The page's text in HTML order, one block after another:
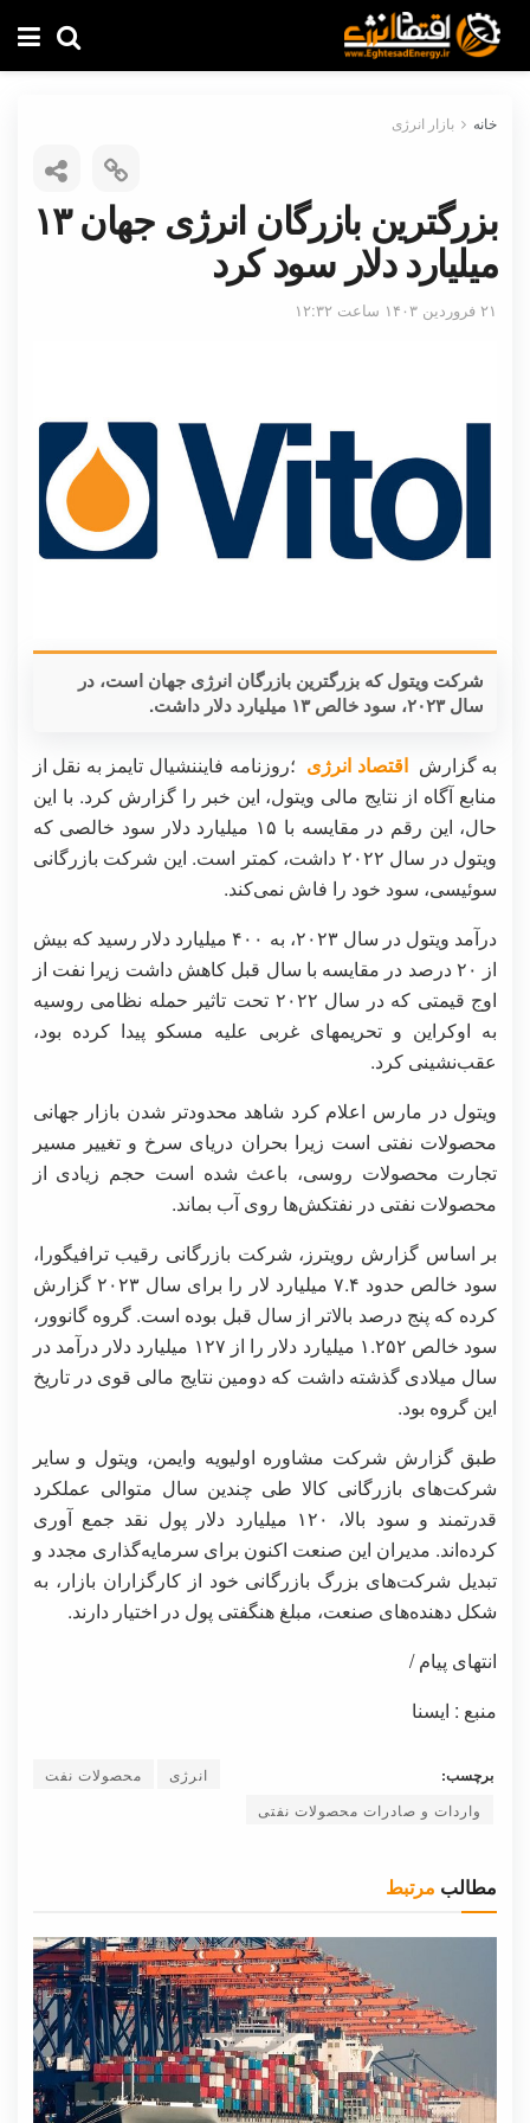
خانه بازار انرژی
بزرگترین بازرگان انرژی جهان ۱۳
میلیارد دلار سود کرد
۲۱ فروردین ۱۴۰۳ ساعت ۱۲:۳۲
شرکت ویتول که بزرگترین بازرگان انرژی جهان است، در
سال ۲۰۲۳، سود خالص ۱۳ میلیارد دلار داشت.
به گزارشاقتصاد انرژی ؛روزنامه فایننشیال تایمز به نقل از
منابع آگاه از نتایج مالی ویتول، این خبر را گزارش کرد. با این
حال، این رقم در مقایسه با ۱۵ میلیارد دلار سود خالصی که
ویتول در سال ۲۰۲۲ داشت، کمتر است. این شرکت بازرگانی
سوئیسی، سود خود را فاش نمی‌کند.
درآمد ویتول در سال ۲۰۲۳، به ۴۰۰ میلیارد دلار رسید که بیش
از ۲۰ درصد در مقایسه با سال قبل کاهش داشت زیرا نفت از
اوج قیمتی که در سال ۲۰۲۲ تحت تاثیر حمله نظامی روسیه
به اوکراین و تحریمهای غربی علیه مسکو پیدا کرده بود،
عقب‌نشینی کرد.
ویتول در مارس اعلام کرد شاهد محدودتر شدن بازار جهانی
محصولات نفتی است زیرا بحران دریای سرخ و تغییر مسیر
تجارت محصولات روسی، باعث شده است حجم زیادی از
محصولات نفتی در نفتکش‌ها روی آب بماند.
بر اساس گزارش رویترز، شرکت بازرگانی رقیب ترافیگورا،
سود خالص حدود ۷.۴ میلیارد لار را برای سال ۲۰۲۳ گزارش
کرده که پنج درصد بالاتر از سال قبل بوده است. گروه گانوور،
سود خالص ۱.۲۵۲ میلیارد دلار را از ۱۲۷ میلیارد دلار درآمد در
سال میلادی گذشته داشت که دومین نتایج مالی قوی در تاریخ
این گروه بود.
طبق گزارش شرکت مشاوره اولیویه وایمن، ویتول و سایر
شرکت‌های بازرگانی کالا طی چندین سال متوالی عملکرد
قدرتمند و سود بالا، ۱۲۰ میلیارد دلار پول نقد جمع آوری
کرده‌اند. مدیران این صنعت اکنون برای سرمایه‌گذاری مجدد و
تبدیل شرکت‌های بزرگ بازرگانی خود از کارگزاران بازار، به
شکل دهنده‌های صنعت، مبلغ هنگفتی پول در اختیار دارند.
انتهای پیام /
منبع : ایسنا
برچسب: انرژی
محصولات نفت
واردات و صادرات محصولات نفتی
مطالب مرتبط